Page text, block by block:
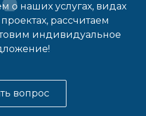
о наших услугах, видах
рассчитаем
индивидуальное
вопрос